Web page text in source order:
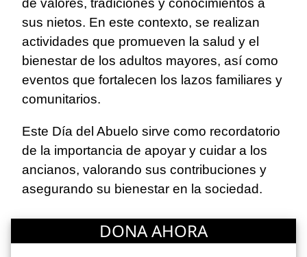
de valores, tradiciones y conocimientos a
sus nietos. En este contexto, se realizan
actividades que promueven la salud y el
bienestar de los adultos mayores, así como
eventos que fortalecen los lazos familiares y
comunitarios.
Este Día del Abuelo sirve como recordatorio
de la importancia de apoyar y cuidar a los
ancianos, valorando sus contribuciones y
asegurando su bienestar en la sociedad.
DONA AHORA